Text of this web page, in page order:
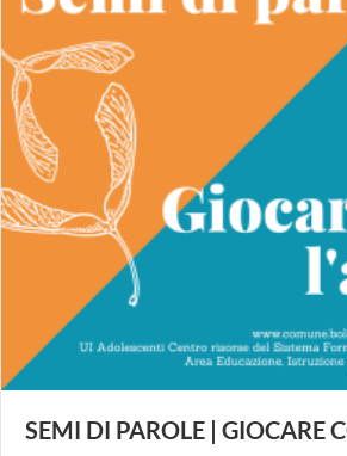
SEMI DI PAROLE | GIOCARE